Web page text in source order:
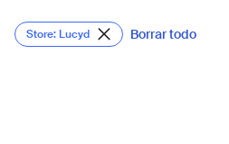
Store: Lucyd Borrar todo